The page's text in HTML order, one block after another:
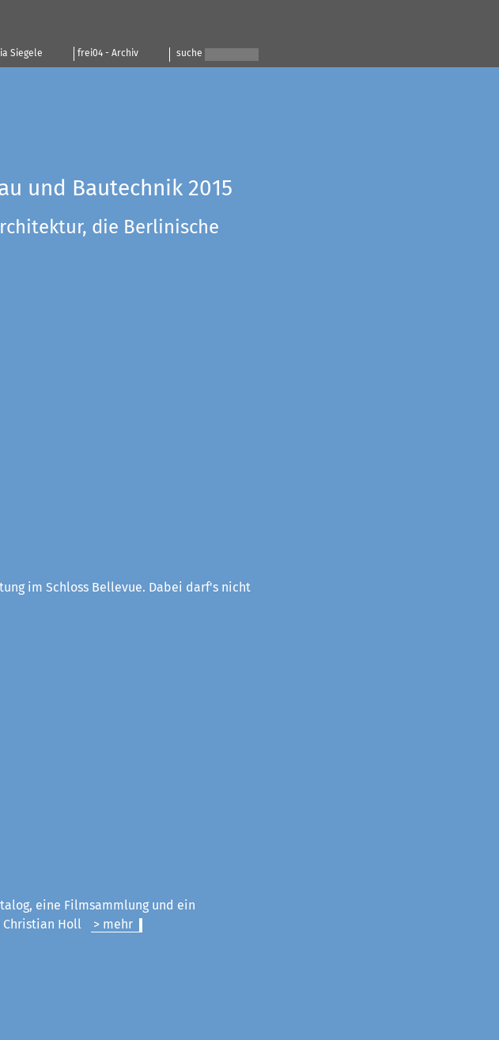
Siegele frei04 - Archiv suche
und Bautechnik 2015
die Berlinische
im Schloss Bellevue. Dabei darf's nicht
eine Filmsammlung und ein
Christian Holl
> mehr